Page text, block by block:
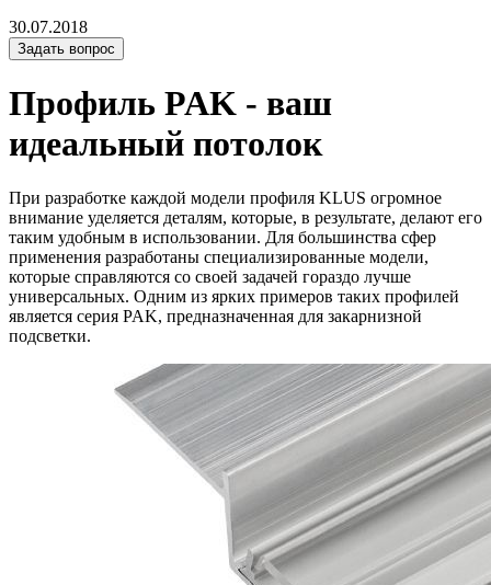
30.07.2018
Задать вопрос
Профиль PAK - ваш
идеальный потолок
При разработке каждой модели профиля KLUS огромное
внимание уделяется деталям, которые, в результате, делают его
таким удобным в использовании. Для большинства сфер
применения разработаны специализированные модели,
которые справляются со своей задачей гораздо лучше
универсальных. Одним из ярких примеров таких профилей
является серия PAK, предназначенная для закарнизной
подсветки.